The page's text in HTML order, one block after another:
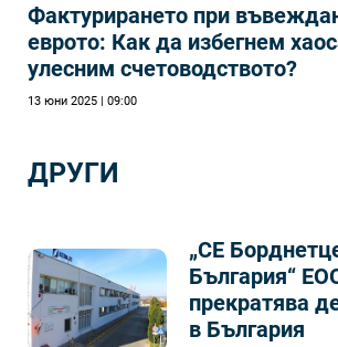
Фактурирането при
еврото: Как да избегнем
улесним счетоводството?
13 юни 2025 | 09:00
ДРУГИ
„СЕ
България“
прекратява
в България